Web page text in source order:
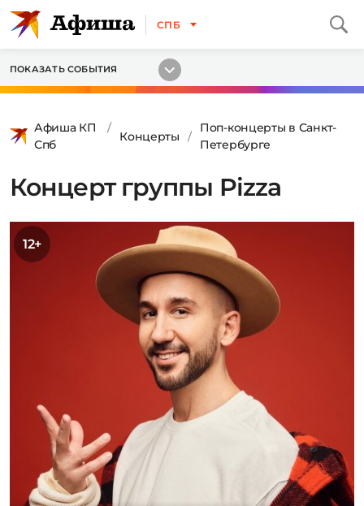
СПБ
ПОКАЗАТЬ СОБЫТИЯ
Афиша КП
Спб
Концерты
Поп-концерты в Санкт-
Петербурге
Концерт группы Pizza
12+